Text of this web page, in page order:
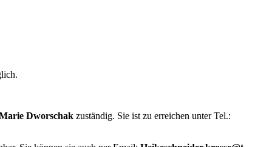
Dworschak zuständig. Sie ist zu erreichen unter Tel.: